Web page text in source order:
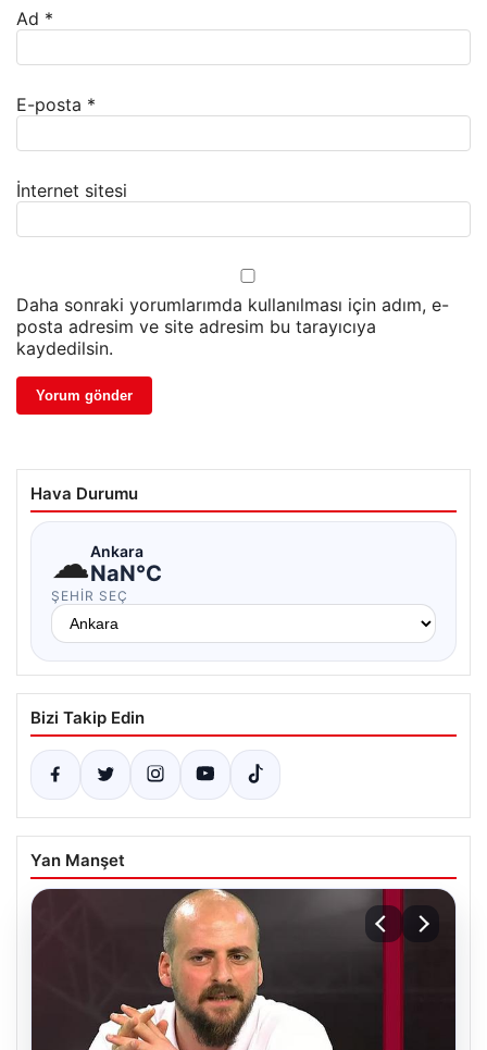
Ad *
E-posta *
İnternet sitesi
Daha sonraki yorumlarımda kullanılması için adım, e-
posta adresim ve site adresim bu tarayıcıya
kaydedilsin.
Hava Durumu
☁Ankara
NaN°C
ŞEHIR SEÇ
Bizi Takip Edin
Yan Manşet